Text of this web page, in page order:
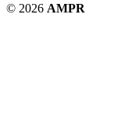
© 2026 AMPR